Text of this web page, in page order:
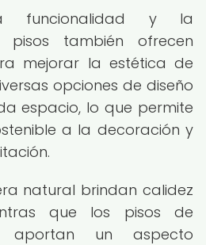
funcionalidad y la
pisos también ofrecen
mejorar la estética de
opciones de diseño
espacio, lo que permite
a la decoración y
natural brindan calidez
que los pisos de
aportan un aspecto